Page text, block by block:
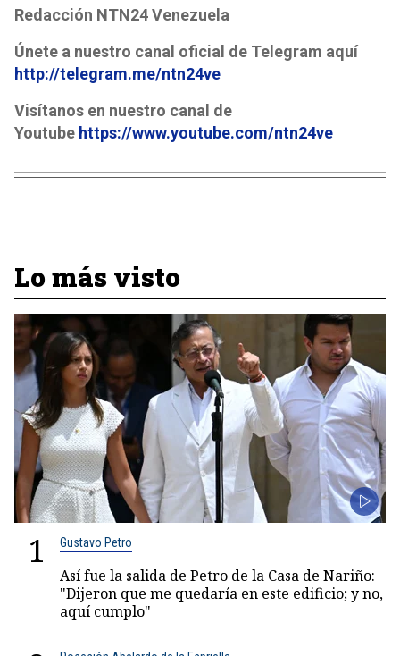
Redacción NTN24 Venezuela
Únete a nuestro canal oficial de Telegram aquí
http://telegram.me/ntn24ve
Visítanos en nuestro canal de
Youtube https://www.youtube.com/ntn24ve
Lo más visto
1 Gustavo Petro
Así fue la salida de Petro de la Casa de Nariño:
"Dijeron que me quedaría en este edificio; y no,
aquí cumplo"